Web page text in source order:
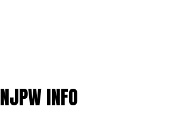
NJPW INFO